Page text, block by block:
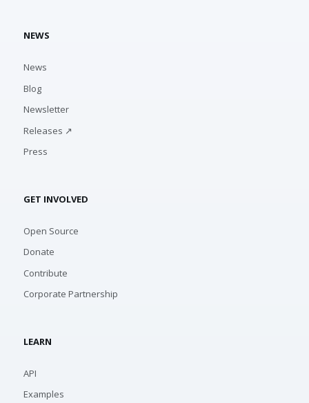
NEWS
News
Blog
Newsletter
Releases ↗
Press
GET INVOLVED
Open Source
Donate
Contribute
Corporate Partnership
LEARN
API
Examples